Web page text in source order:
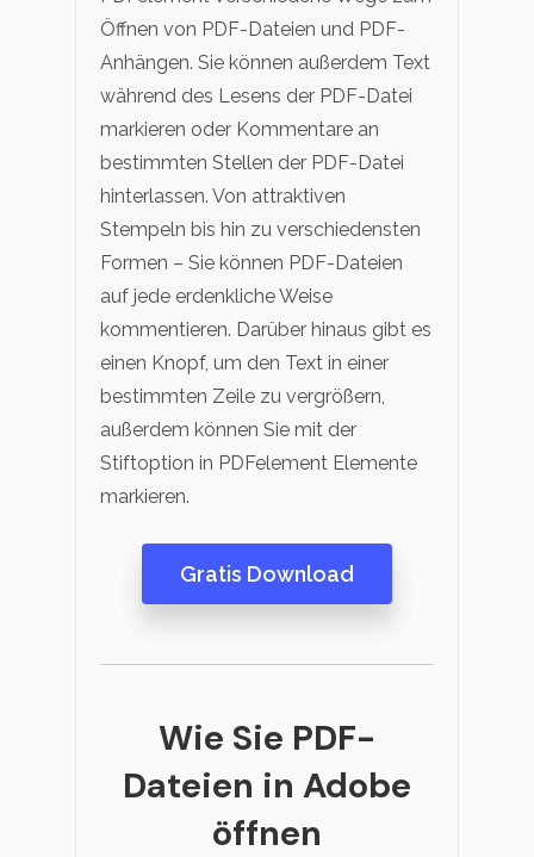
Öffnen von PDF-Dateien und PDF-
Anhängen. Sie können außerdem Text
während des Lesens der PDF-Datei
markieren oder Kommentare an
bestimmten Stellen der PDF-Datei
hinterlassen. Von attraktiven
Stempeln bis hin zu verschiedensten
Formen – Sie können PDF-Dateien
auf jede erdenkliche Weise
kommentieren. Darüber hinaus gibt es
einen Knopf, um den Text in einer
bestimmten Zeile zu vergrößern,
außerdem können Sie mit der
Stiftoption in PDFelement Elemente
markieren.
Gratis Download
Wie Sie PDF-
Dateien in Adobe
öffnen